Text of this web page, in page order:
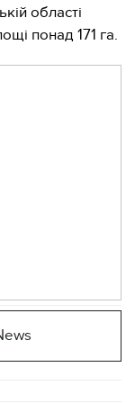
області
понад 171 га.